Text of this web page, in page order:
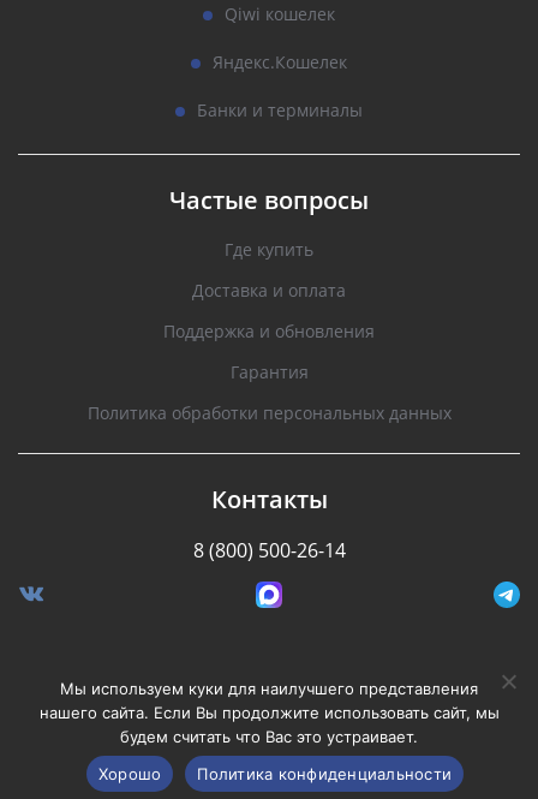
Qiwi кошелек
Яндекс.Кошелек
Банки и терминалы
Частые вопросы
Где купить
Доставка и оплата
Поддержка и обновления
Гарантия
Политика обработки персональных данных
Контакты
8 (800) 500-26-14
Разработано Stormcorp
Copyright © 2008-2020, Silverstone F1. Все права
защищены.
Мы используем куки для наилучшего представления
нашего сайта. Если Вы продолжите использовать сайт, мы
будем считать что Вас это устраивает.
Хорошо
Политика конфиденциальности